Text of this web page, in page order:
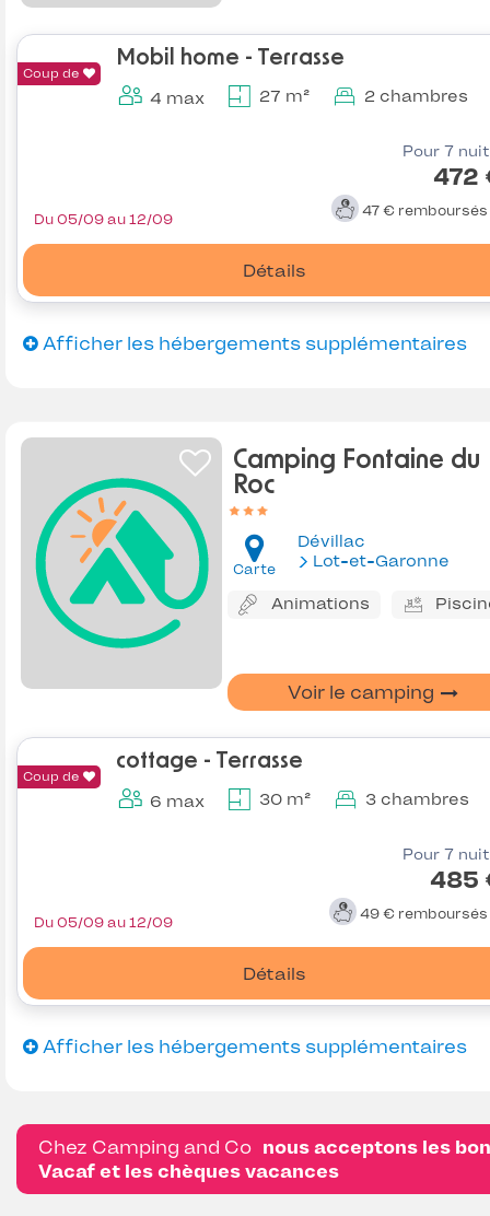
Coup de
Mobil home - Terrasse
4 max 27 m² 2 chambres
Pour 7
472
47 € remboursés
Détails
Du 05/09 au 12/09
Afficher les hébergements supplémentaires
Camping Fontaine du
Roc
Carte
Dévillac
Lot-et-Garonne
Animations
Voir le camping
Coup de
cottage - Terrasse
6 max 30 m² 3 chambres
Pour 7
485
49 € remboursés
Détails
Du 05/09 au 12/09
Afficher les hébergements supplémentaires
Chez Camping and Co nous acceptons les
Vacaf et les chèques vacances